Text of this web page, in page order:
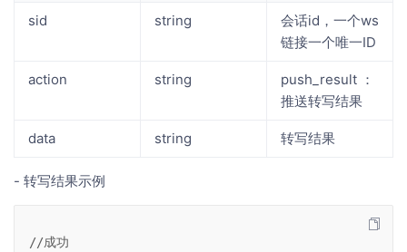
sid string
会话id，一个ws
链接一个唯一ID
action string
push_result ：
推送转写结果
data string 转写结果
- 转写结果示例
//成功